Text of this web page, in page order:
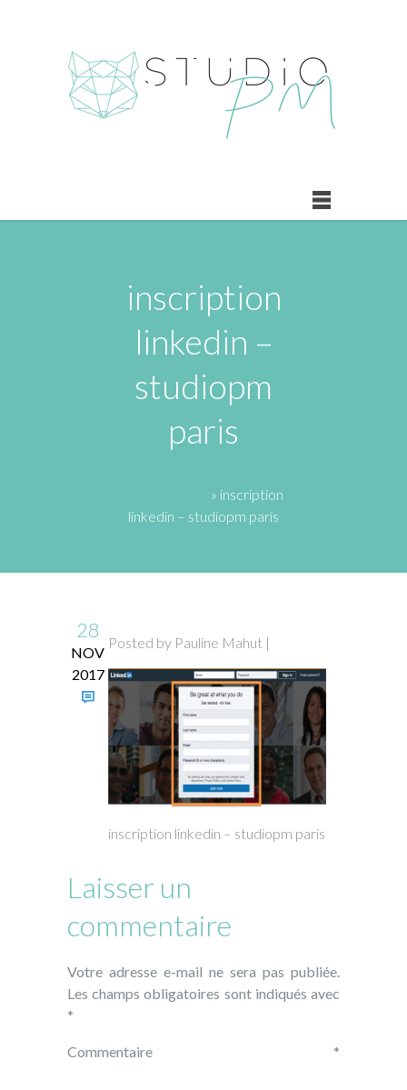
inscription
linkedin –
studiopm
paris
» inscription
linkedin – studiopm paris
28
NOV
2017
Posted by Pauline Mahut |
inscription linkedin – studiopm paris
Laisser un
commentaire
Votre adresse e-mail ne sera pas publiée.
Les champs obligatoires sont indiqués avec
*
Commentaire *